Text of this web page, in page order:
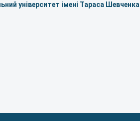
університет імені Тараса Шевченка